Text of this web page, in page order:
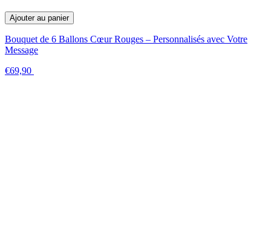
Ajouter au panier
Bouquet de 6 Ballons Cœur Rouges – Personnalisés avec Votre
Message
€69,90